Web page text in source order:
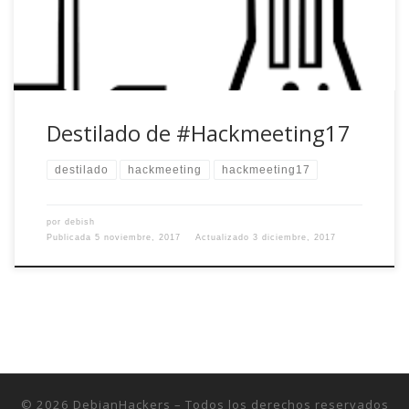
Destilado de #Hackmeeting17
destilado hackmeeting hackmeeting17
por debish
Publicada 5 noviembre, 2017 Actualizado 3 diciembre, 2017
© 2026 DebianHackers – Todos los derechos reservados